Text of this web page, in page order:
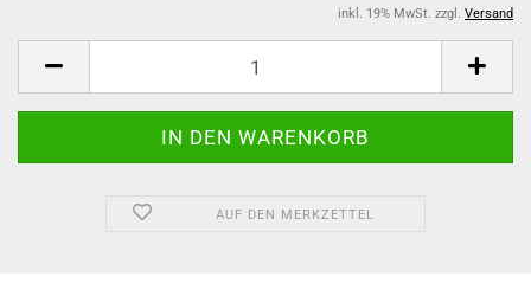
inkl. 19% MwSt. zzgl. Versand
AUF DEN MERKZETTEL